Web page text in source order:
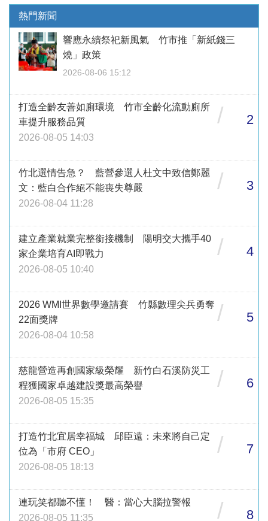
熱門新聞
響應永續祭祀新風氣 竹市推「新紙錢三
燒」政策
2026-08-06 15:12
打造全齡友善如廁環境 竹市全齡化流動廁所
車提升服務品質
2026-08-05 14:03
/ 2
竹北選情告急？ 藍營參選人杜文中致信鄭麗
文：藍白合作絕不能喪失尊嚴
2026-08-04 11:28
/ 3
建立產業就業完整銜接機制 陽明交大攜手40
家企業培育AI即戰力
2026-08-05 10:40
/ 4
2026 WMI世界數學邀請賽 竹縣數理尖兵勇奪
22面獎牌
2026-08-04 10:58
/ 5
慈龍營造再創國家級榮耀 新竹白石溪防災工
程獲國家卓越建設獎最高榮譽
2026-08-05 15:35
/ 6
打造竹北宜居幸福城 邱臣遠：未來將自己定
位為「市府 CEO」
2026-08-05 18:13
/ 7
連玩笑都聽不懂！ 醫：當心大腦拉警報
2026-08-05 11:35
/ 8